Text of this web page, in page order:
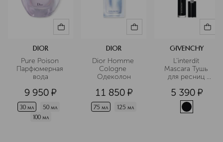
DIOR
Pure Poison
Парфюмерная
вода
9 950 ¤
30 мл
50 мл
100 мл
DIOR
Dior Homme
Cologne
Одеколон
11 850 ¤
75 мл 125 мл
GIVENCHY
L’interdit
Mascara Тушь
для ресниц
удлинение
5 390 ¤